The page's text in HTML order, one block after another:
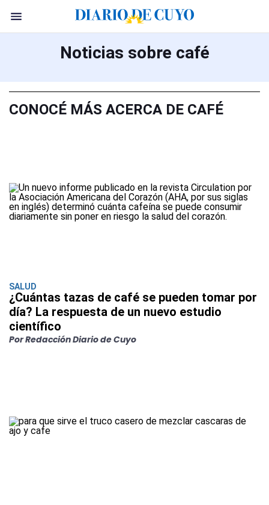
Noticias sobre café
CONOCÉ MÁS ACERCA DE CAFÉ
SALUD
¿Cuántas tazas de café se pueden tomar por
día? La respuesta de un nuevo estudio
científico
Por Redacción Diario de Cuyo